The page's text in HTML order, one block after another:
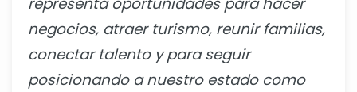
negocios, atraer turismo, reunir familias,
conectar talento y para seguir
posicionando a nuestro estado como